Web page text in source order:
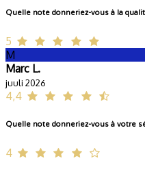
Quelle note donneriez-vous à la
5
M
Marc L.
juuli 2026
4,4
Quelle note donneriez-vous à votre
4